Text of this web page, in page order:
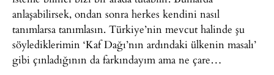
anlaşabilirsek, ondan sonra herkes kendini nasıl
tanımlarsa tanımlasın. Türkiye’nin mevcut halinde şu
söylediklerimin ‘Kaf Dağı’nın ardındaki ülkenin masalı’
gibi çınladığının da farkındayım ama ne çare…